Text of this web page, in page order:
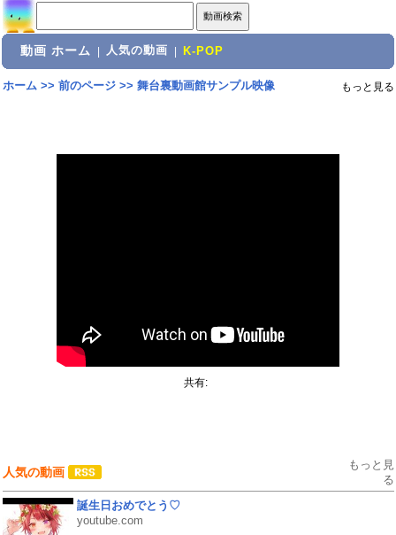
動画 ホーム 人気の動画 K-POP
ホーム>> 前のページ>> 舞台裏動画館サンプル映像 もっと見る
共有:
人気の動画
もっと見
る
誕生日おめでとう♡
youtube.com